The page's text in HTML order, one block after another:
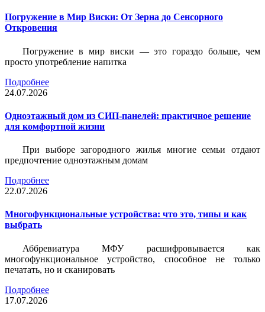
Погружение в Мир Виски: От Зерна до Сенсорного
Откровения
Погружение в мир виски — это гораздо больше, чем
просто употребление напитка
Подробнее
24.07.2026
Одноэтажный дом из СИП-панелей: практичное решение
для комфортной жизни
При выборе загородного жилья многие семьи отдают
предпочтение одноэтажным домам
Подробнее
22.07.2026
Многофункциональные устройства: что это, типы и как
выбрать
Аббревиатура МФУ расшифровывается как
многофункциональное устройство, способное не только
печатать, но и сканировать
Подробнее
17.07.2026